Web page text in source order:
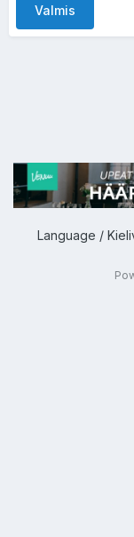
Valmis
Language /